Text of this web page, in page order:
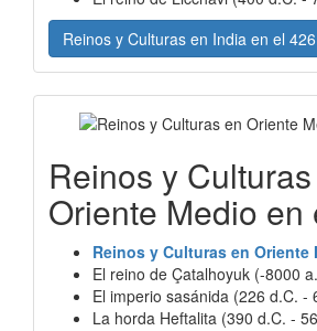
Reinos y Culturas en India en el 426
Reinos y
Oriente Medio en
Reinos y Culturas en Oriente
El reino de Çatalhoyuk (-8000
El imperio sasánida (226 d.C. -
La horda Heftalita (390 d.C. -